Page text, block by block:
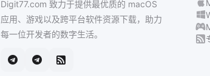
Digit77.com 致力于提供最优质的 macOS
应用、游戏以及跨平台软件资源下载，助力
每一位开发者的数字生活。